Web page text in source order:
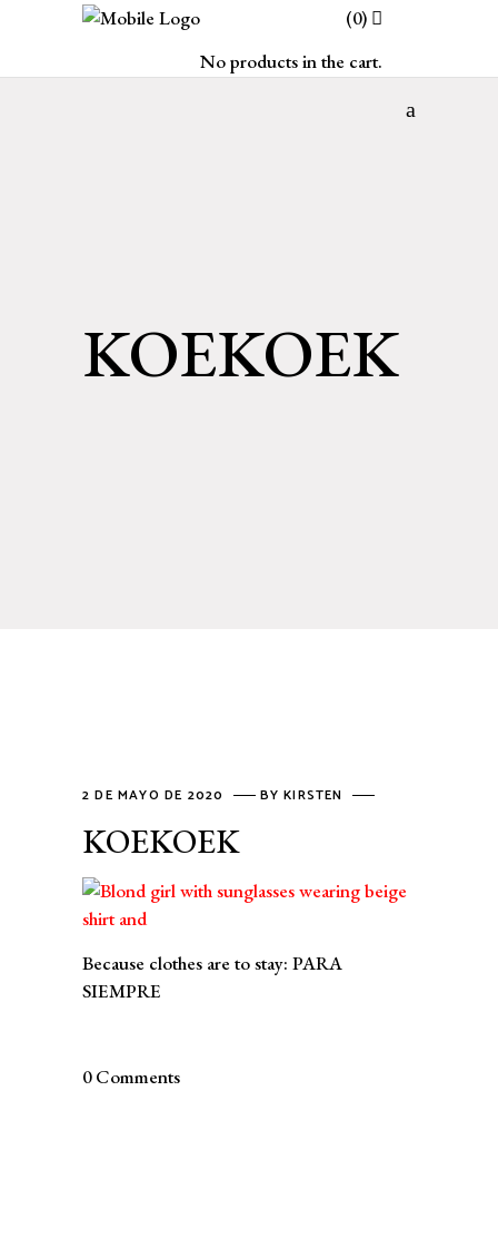
(0)
No products in the cart.
KOEKOEK
2 DE MAYO DE 2020 BYKIRSTEN
KOEKOEK
Because clothes are to stay: PARA
SIEMPRE
0 Comments